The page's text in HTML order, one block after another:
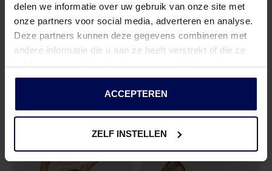
delen we informatie over uw gebruik van onze site met
onze partners voor social media, adverteren en analyse.
Deze partners kunnen deze gegevens combineren met
andere informatie die u aan ze heeft verstrekt of die ze
hebben verzameld op basis van uw gebruik van hun
services.
ACCEPTEREN
ZELF INSTELLEN
KIDS ONLY
KOGADA SPORTS SHORTS VD SWT - ROMANCE ROSE
€ 18,74 € 24,99
KIDS ONLY
€ 18,74 € 24,99